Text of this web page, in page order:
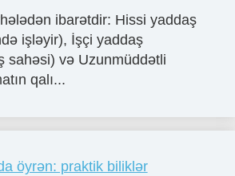
ibarətdir: Hissi yaddaş
işləyir), İşçi yaddaş
sahəsi) və Uzunmüddətli
qalı...
öyrən: praktik biliklər